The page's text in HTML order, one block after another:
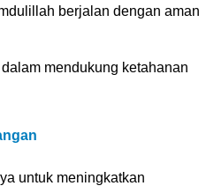
berjalan dengan aman
mendukung ketahanan
untuk meningkatkan